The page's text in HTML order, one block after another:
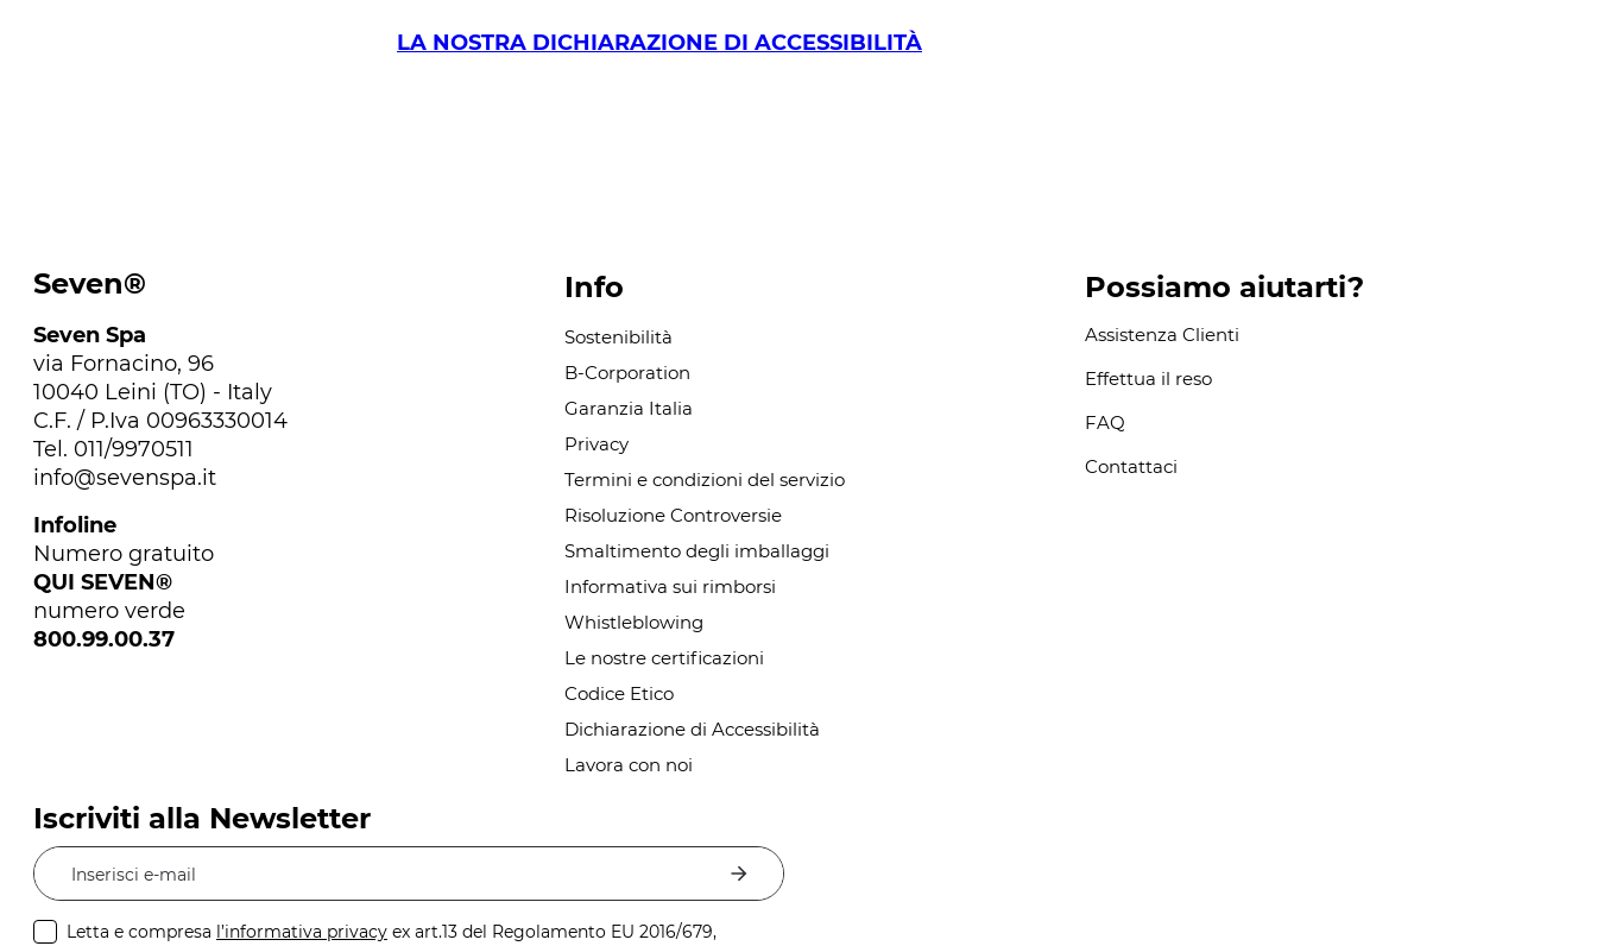
LA NOSTRA DICHIARAZIONE DI ACCESSIBILITÀ
Seven®
Seven Spa
via Fornacino, 96
10040 Leini (TO) - Italy
C.F. / P.Iva 00963330014
Tel. 011/9970511
info@sevenspa.it
Infoline
Numero gratuito
QUI SEVEN®
numero verde
800.99.00.37
Info
Sostenibilità
B-Corporation
Garanzia Italia
Privacy
Termini e condizioni del servizio
Risoluzione Controversie
Smaltimento degli imballaggi
Informativa sui rimborsi
Whistleblowing
Le nostre certificazioni
Codice Etico
Dichiarazione di Accessibilità
Lavora con noi
Possiamo aiutarti?
Assistenza Clienti
Effettua il reso
FAQ
Contattaci
Iscriviti alla Newsletter
Inserisci e-mail
Letta e compresa l’informativa privacy ex art.13 del Regolamento EU 2016/679,